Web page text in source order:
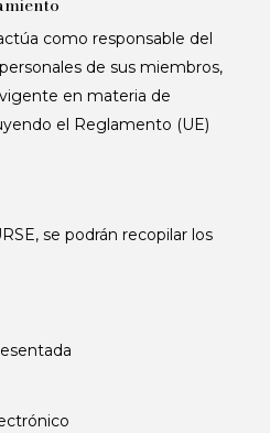
como responsable del
de sus miembros,
en materia de
el Reglamento (UE)
se podrán recopilar los